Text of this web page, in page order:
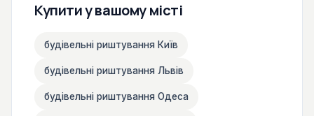
Купити у вашому місті
будівельні риштування Київ
будівельні риштування Львів
будівельні риштування Одеса